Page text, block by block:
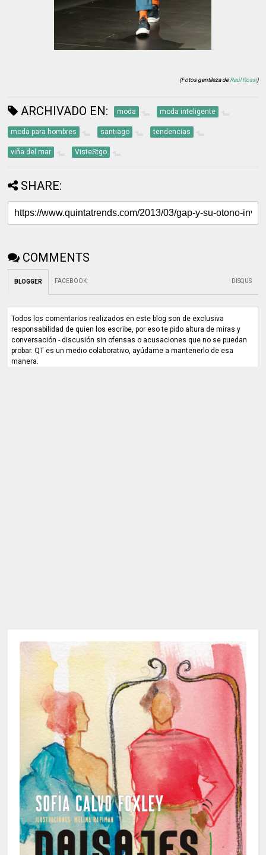
(Fotos gentileza deRaúl Rossi)
ARCHIVADO EN: moda moda inteligente
moda para hombres santiago tendencias
viña del mar VisteStgo
SHARE:
COMMENTS
BLOGGER FACEBOOK: DISQUS
Todos los comentarios realizados en este blog son de exclusiva
responsabilidad de quien los escribe, por eso te pido altura de miras y
conversación - discusión sin ofensas o acusaciones que no se puedan
probar. QT es un medio colaborativo, ayúdame a mantenerlo de esa
manera.